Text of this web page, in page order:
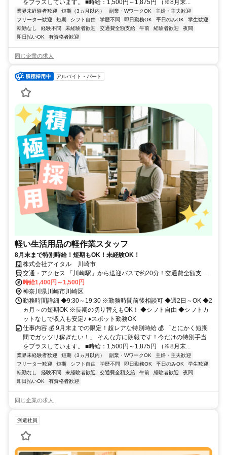
をプラスしています。 ■時給：1,500円～1,875円 （※8月末...
業界未経験者歓迎 短期（3ヵ月以内） 副業・WワークOK
主婦・主夫歓迎
フリーター歓迎
短期 シフト自由 学歴不問 即日勤務OK 平日のみOK
学生歓迎
転勤なし
経験不問 未経験者歓迎 交通費全額支給 午前 経験者歓迎
夜間
即日払いOK
有資格者歓迎
同じ企業の求人
アルバイト・パート
軽い生活用品の軽作業スタッフ
8月末まで特別時給！短期もOK！未経験OK！
株式会社アイタル 川崎市
交通・アクセス 「川崎駅」から送迎バスで約20分！交通費全額支給
◎
時給1,400円～1,500円
神奈川県川崎市川崎区
勤務時間詳細 ◆9:30～19:30 ※勤務時間前後相談可 ◆週2日～OK ◆2
ヵ月～の短期OK ※長期の切り替えもOK！ ◆シフト自由 ◆シフトカ
ットなしで収入も安定♪ ♦スポット勤務OK
仕事内容 💰 9月末までの限定！超レアな特別時給 💰 「とにかく短期
間でガッツリ稼ぎたい！」 そんな方に朗報です！今だけの特別手当
をプラスしています。 ■時給：1,500円～1,875円 （※8月末...
業界未経験者歓迎 短期（3ヵ月以内） 副業・WワークOK
主婦・主夫歓迎
フリーター歓迎
短期 シフト自由 学歴不問 即日勤務OK 平日のみOK
学生歓迎
転勤なし
経験不問 未経験者歓迎 交通費全額支給 午前 経験者歓迎
夜間
即日払いOK
有資格者歓迎
同じ企業の求人
派遣社員